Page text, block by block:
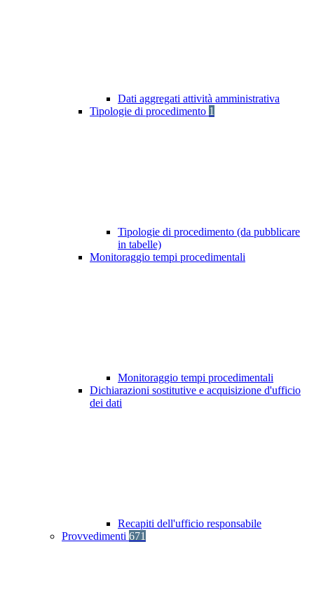
Dati aggregati attività amministrativa
Tipologie di procedimento 1
Tipologie di procedimento (da pubblicare
in tabelle)
Monitoraggio tempi procedimentali
Monitoraggio tempi procedimentali
Dichiarazioni sostitutive e acquisizione d'ufficio
dei dati
Recapiti dell'ufficio responsabile
Provvedimenti 671